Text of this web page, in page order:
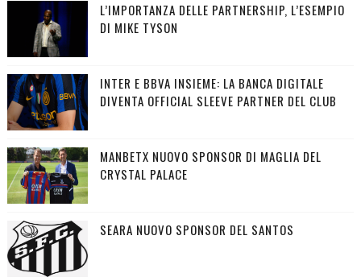
L’IMPORTANZA DELLE PARTNERSHIP, L’ESEMPIO
DI MIKE TYSON
INTER E BBVA INSIEME: LA BANCA DIGITALE
DIVENTA OFFICIAL SLEEVE PARTNER DEL CLUB
MANBETX NUOVO SPONSOR DI MAGLIA DEL
CRYSTAL PALACE
SEARA NUOVO SPONSOR DEL SANTOS